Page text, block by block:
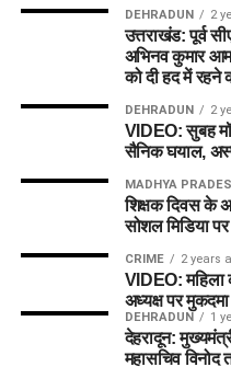
DEHRADUN 2
उत्तराखंड: पूर्व
अभिनव कुमार
को दी हद में रहने
DEHRADUN 2
VIDEO: सुबह
सैनिक घयाल,
MADHYA
शिक्षक दिवस के
सोशल मिडिया
CRIME 2 years
VIDEO: महिला
अध्यक्ष पर
DEHRADUN 1
देहरादून:
महासचिव विनोद